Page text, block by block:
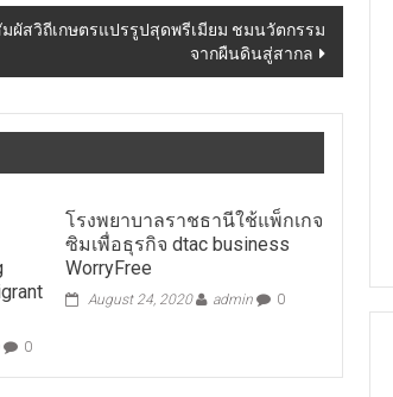
ผัสวิถีเกษตรแปรรูปสุดพรีเมียม ชมนวัตกรรม
จากผืนดินสู่สากล
0
โรงพยาบาลราชธานีใช้แพ็กเกจ
ซิมเพื่อธุรกิจ dtac business
WorryFree
August 24, 2020 admin 0